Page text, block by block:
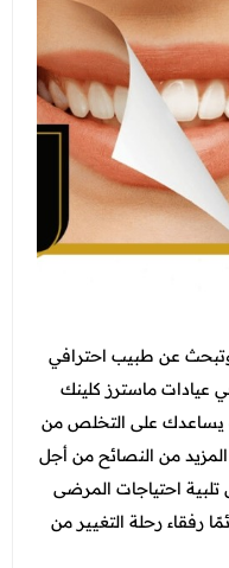
عن طبيب احترافي
عيادات ماسترز كلينك
على التخلص من
من النصائح من أجل
احتياجات المرضى
رفقاء رحلة التغيير من